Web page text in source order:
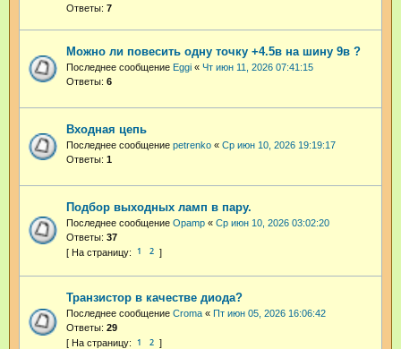
Ответы: 7
Можно ли повесить одну точку +4.5в на шину 9в ?
Последнее сообщение Eggi « Чт июн 11, 2026 07:41:15
Ответы: 6
Входная цепь
Последнее сообщение petrenko « Ср июн 10, 2026 19:19:17
Ответы: 1
Подбор выходных ламп в пару.
Последнее сообщение Opamp « Ср июн 10, 2026 03:02:20
Ответы: 37
1 2
Транзистор в качестве диода?
Последнее сообщение Croma « Пт июн 05, 2026 16:06:42
Ответы: 29
1 2